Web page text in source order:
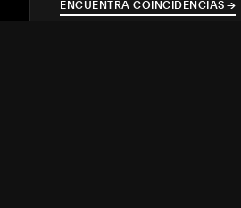
ENCUENTRA COINCIDENCIAS →
→